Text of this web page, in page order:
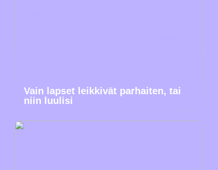
Vain lapset leikkivät parhaiten, tai
niin luulisi